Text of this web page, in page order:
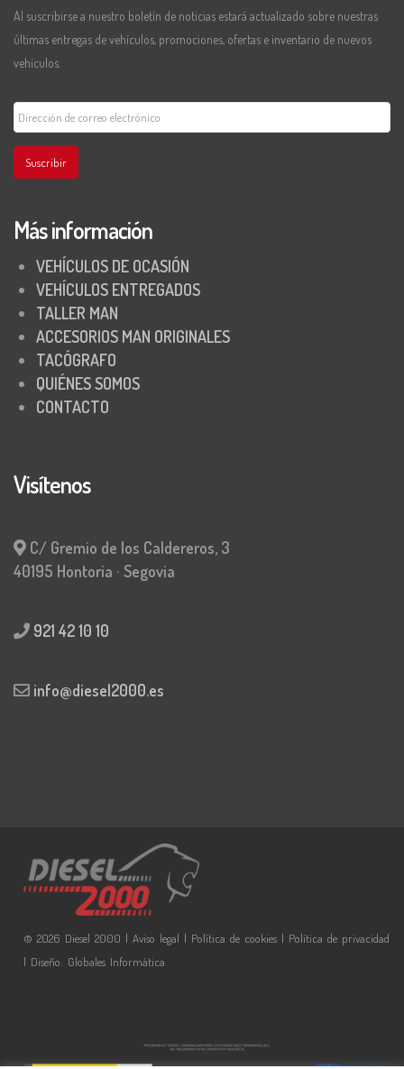
Al suscribirse a nuestro boletín de noticias estará actualizado sobre nuestras
últimas entregas de vehículos, promociones, ofertas e inventario de nuevos
vehículos.
Suscribir
Más información
VEHÍCULOS DE OCASIÓN
VEHÍCULOS ENTREGADOS
TALLER MAN
ACCESORIOS MAN ORIGINALES
TACÓGRAFO
QUIÉNES SOMOS
CONTACTO
Visítenos
C/ Gremio de los Caldereros, 3
40195 Hontoria · Segovia
921 42 10 10
info@diesel2000.es
© 2026 Diesel 2000 | Aviso legal | Política de cookies | Política de privacidad
| Diseño: Globales Informática